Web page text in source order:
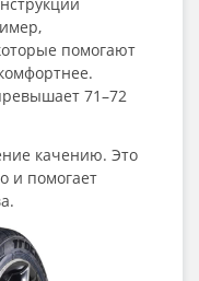
помогают
71–72
качению. Это
и помогает